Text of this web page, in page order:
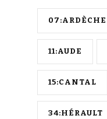
07:ARDÈCHE
11:AUDE
15:CANTAL
34:HÉRAULT